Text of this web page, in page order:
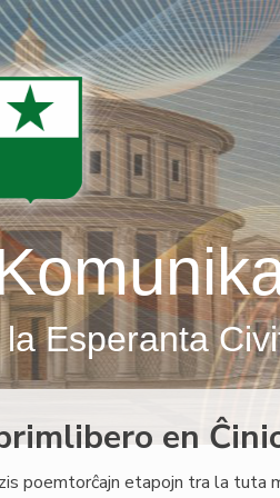
Esperanta
en
poemtorĉajn etapojn tra la tuta